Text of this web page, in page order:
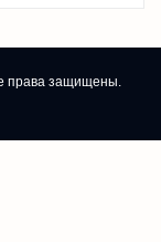
права защищены.